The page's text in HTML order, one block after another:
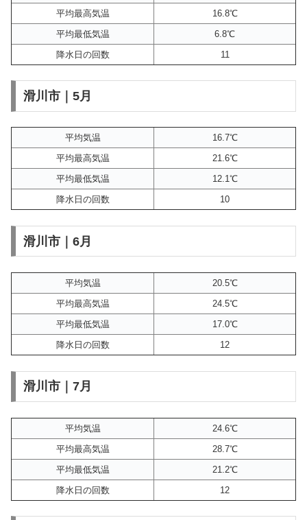
平均最高気温
16.8℃
平均最低気温
6.8℃
降水日の回数
11
滑川市｜5月
平均気温
16.7℃
平均最高気温
21.6℃
平均最低気温
12.1℃
降水日の回数
10
滑川市｜6月
平均気温
20.5℃
平均最高気温
24.5℃
平均最低気温
17.0℃
降水日の回数
12
滑川市｜7月
平均気温
24.6℃
平均最高気温
28.7℃
平均最低気温
21.2℃
降水日の回数
12